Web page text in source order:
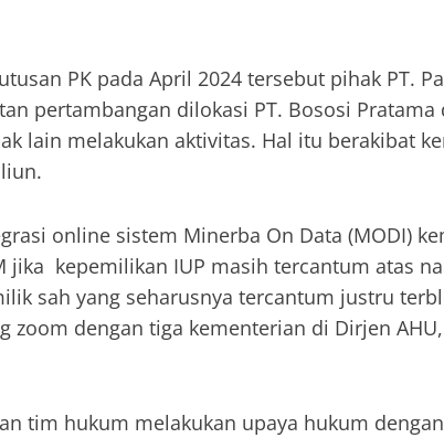
PK pada April 2024 tersebut pihak PT.
pertambangan dilokasi PT. Bososi
lain melakukan aktivitas. Hal itu berakibat
online sistem Minerba On Data (MODI)
jika kepemilikan IUP masih tercantum atas
sah yang seharusnya tercantum justru
zoom dengan tiga kementerian di Dirjen AHU,
tim hukum melakukan upaya hukum